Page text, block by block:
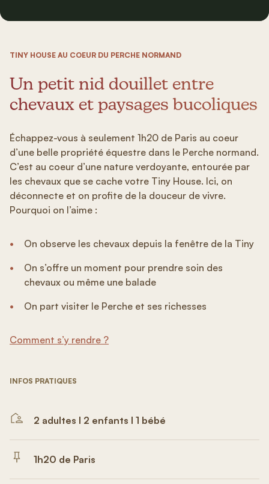
TINY HOUSE AU COEUR DU PERCHE NORMAND
Un petit nid douillet entre
chevaux et paysages bucoliques
Échappez-vous à seulement 1h20 de Paris au coeur
d’une belle propriété équestre dans le Perche normand.
C’est au coeur d’une nature verdoyante, entourée par
les chevaux que se cache votre Tiny House. Ici, on
déconnecte et on profite de la douceur de vivre.
Pourquoi on l’aime :
On observe les chevaux depuis la fenêtre de la Tiny
On s’offre un moment pour prendre soin des
chevaux ou même une balade
On part visiter le Perche et ses richesses
Comment s’y rendre ?
INFOS PRATIQUES
2 adultes I 2 enfants I 1 bébé
1h20 de Paris